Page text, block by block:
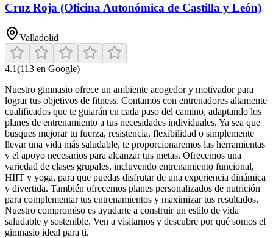
Cruz Roja (Oficina Autonómica de Castilla y León)
Valladolid
4.1(113 en Google)
Nuestro gimnasio ofrece un ambiente acogedor y motivador para
lograr tus objetivos de fitness. Contamos con entrenadores altamente
cualificados que te guiarán en cada paso del camino, adaptando los
planes de entrenamiento a tus necesidades individuales. Ya sea que
busques mejorar tu fuerza, resistencia, flexibilidad o simplemente
llevar una vida más saludable, te proporcionaremos las herramientas
y el apoyo necesarios para alcanzar tus metas. Ofrecemos una
variedad de clases grupales, incluyendo entrenamiento funcional,
HIIT y yoga, para que puedas disfrutar de una experiencia dinámica
y divertida. También ofrecemos planes personalizados de nutrición
para complementar tus entrenamientos y maximizar tus resultados.
Nuestro compromiso es ayudarte a construir un estilo de vida
saludable y sostenible. Ven a visitarnos y descubre por qué somos el
gimnasio ideal para ti.